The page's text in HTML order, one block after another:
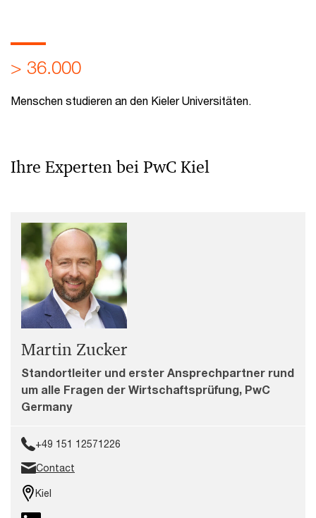
> 36.000
Menschen studieren an den Kieler Universitäten.
Ihre Experten bei PwC Kiel
Martin Zucker
Standortleiter und erster Ansprechpartner rund
um alle Fragen der Wirtschaftsprüfung, PwC
Germany
+49 151 12571226
Contact
Kiel